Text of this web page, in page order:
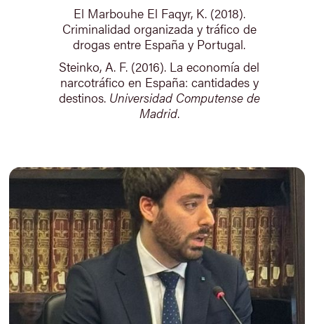
El Marbouhe El Faqyr, K. (2018).
Criminalidad organizada y tráfico de
drogas entre España y Portugal.
Steinko, A. F. (2016). La economía del
narcotráfico en España: cantidades y
destinos. Universidad Computense de
Madrid.